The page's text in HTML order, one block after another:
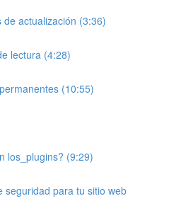
de actualización (3:36)
lectura (4:28)
(10:55)
los_plugins? (9:29)
seguridad para tu sitio web